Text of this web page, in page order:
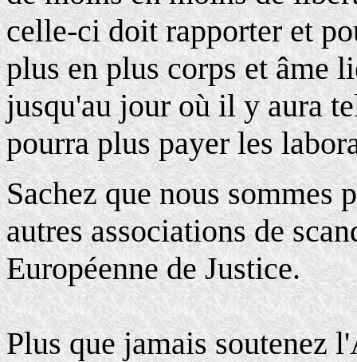
celle-ci doit rapporter et
plus en plus corps et âme
jusqu'au jour où il y aura
pourra plus payer les
Sachez que nous sommes
autres associations de
Européenne de Justice.
Plus que jamais soutenez